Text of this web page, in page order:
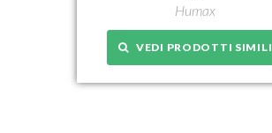
Humax
VEDI PRODOTTI SIMILI